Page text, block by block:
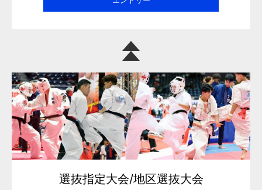
選抜指定大会/地区選抜大会